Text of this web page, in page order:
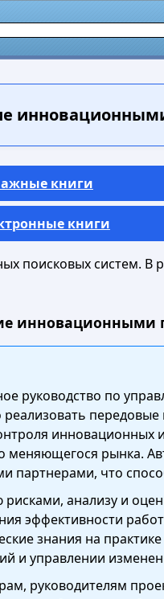
книги
книги
поисковых систем. В
инновационными
руководство по
инновационных
меняющегося рынка.
партнерами, что
анализу и
эффективности
знания на
и управлении
руководителям